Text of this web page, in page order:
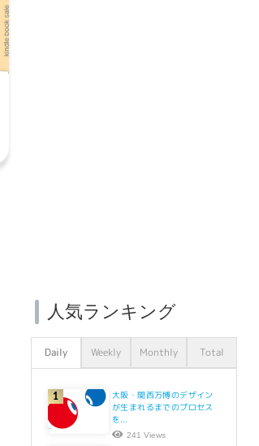
人気ランキング
Daily Weekly Monthly Total
1
大阪・関西万博のデザイン
が生まれるまでのプロセス
を...
241 Views